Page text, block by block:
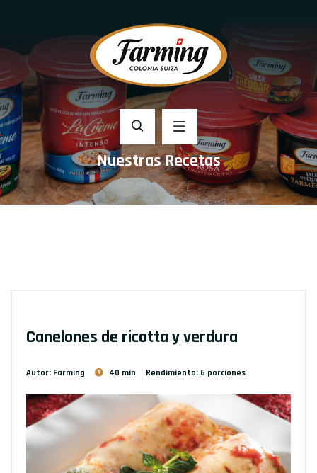
Nuestras Recetas
Canelones de ricotta y verdura
Autor: Farming 40 min Rendimiento: 6 porciones